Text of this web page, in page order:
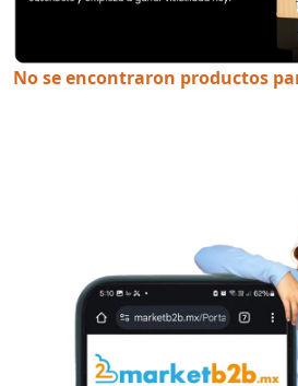
No se encontraron productos